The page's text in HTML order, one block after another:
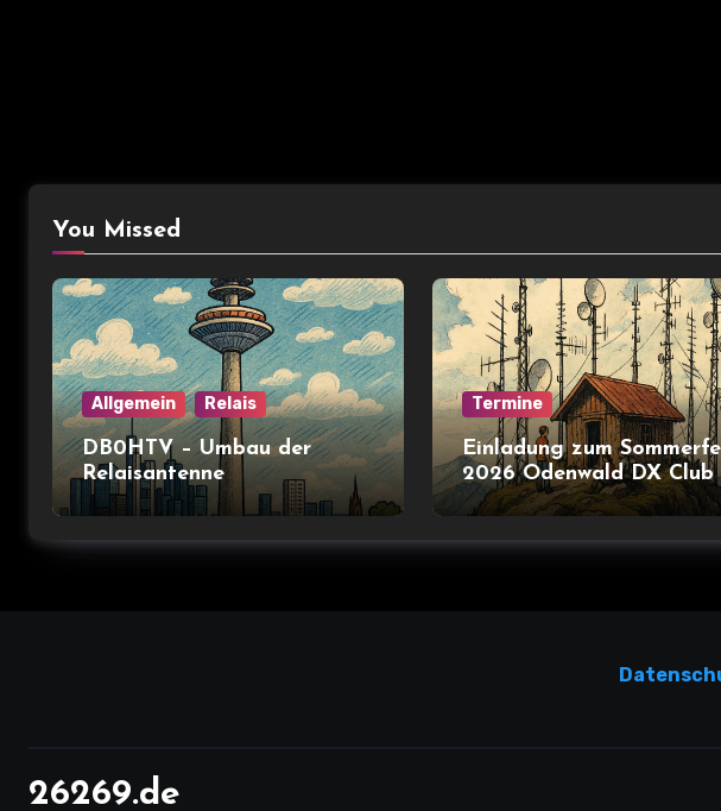
You Missed
Allgemein Relais
DB0HTV – Umbau der
Relaisantenne
Termine
Einladung zum
2026 Odenwald DX Club
Datensc
26269.de